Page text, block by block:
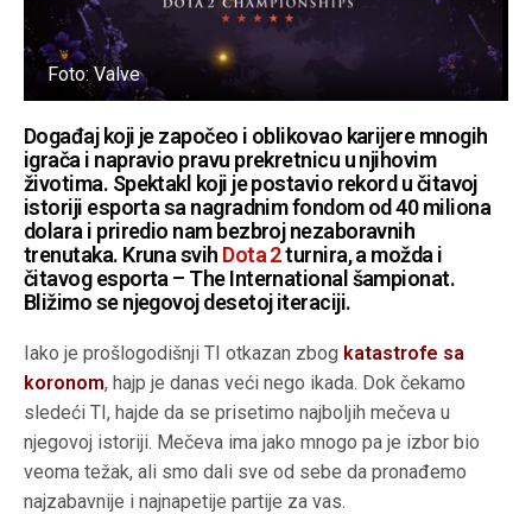
Foto: Valve
Događaj koji je započeo i oblikovao karijere mnogih
igrača i napravio pravu prekretnicu u njihovim
životima. Spektakl koji je postavio rekord u čitavoj
istoriji esporta sa nagradnim fondom od 40 miliona
dolara i priredio nam bezbroj nezaboravnih
trenutaka. Kruna svih Dota 2turnira, a možda i
čitavog esporta – The International šampionat.
Bližimo se njegovoj desetoj iteraciji.
Iako je prošlogodišnji TI otkazan zbog katastrofe sa
koronom, hajp je danas veći nego ikada. Dok čekamo
sledeći TI, hajde da se prisetimo najboljih mečeva u
njegovoj istoriji. Mečeva ima jako mnogo pa je izbor bio
veoma težak, ali smo dali sve od sebe da pronađemo
najzabavnije i najnapetije partije za vas.